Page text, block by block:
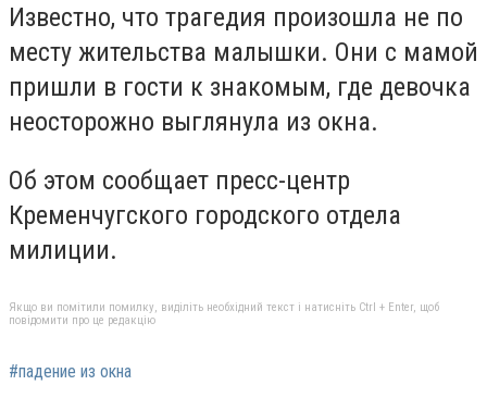
Известно, что трагедия произошла не по
месту жительства малышки. Они с мамой
пришли в гости к знакомым, где девочка
неосторожно выглянула из окна.
Об этом сообщает пресс-центр
Кременчугского городского отдела
милиции.
Якщо ви помітили помилку, виділіть необхідний текст і натисніть Ctrl + Enter, щоб
повідомити про це редакцію
#падение из окна